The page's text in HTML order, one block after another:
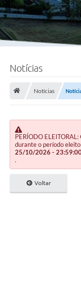
Notícias
Notícias
PERÍODO
durante o período
25/10/2026 -
.
Voltar